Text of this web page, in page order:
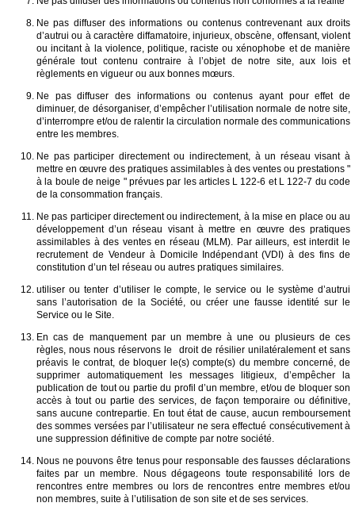
Ne pas diffuser des informations ou contenus contrevenant aux droits
d’autrui ou à caractère diffamatoire, injurieux, obscène, offensant, violent
ou incitant à la violence, politique, raciste ou xénophobe et de manière
générale tout contenu contraire à l’objet de notre site, aux lois et
règlements en vigueur ou aux bonnes mœurs.
Ne pas diffuser des informations ou contenus ayant pour effet de
diminuer, de désorganiser, d’empêcher l’utilisation normale de notre site,
d’interrompre et/ou de ralentir la circulation normale des communications
entre les membres.
Ne pas participer directement ou indirectement, à un réseau visant à
mettre en œuvre des pratiques assimilables à des ventes ou prestations "
à la boule de neige " prévues par les articles L 122-6 et L 122-7 du code
de la consommation français.
Ne pas participer directement ou indirectement, à la mise en place ou au
développement d’un réseau visant à mettre en œuvre des pratiques
assimilables à des ventes en réseau (MLM). Par ailleurs, est interdit le
recrutement de Vendeur à Domicile Indépendant (VDI) à des fins de
constitution d’un tel réseau ou autres pratiques similaires.
utiliser ou tenter d’utiliser le compte, le service ou le système d’autrui
sans l’autorisation de la Société, ou créer une fausse identité sur le
Service ou le Site.
En cas de manquement par un membre à une ou plusieurs de ces
règles, nous nous réservons le droit de résilier unilatéralement et sans
préavis le contrat, de bloquer le(s) compte(s) du membre concerné, de
supprimer automatiquement les messages litigieux, d’empêcher la
publication de tout ou partie du profil d’un membre, et/ou de bloquer son
accès à tout ou partie des services, de façon temporaire ou définitive,
sans aucune contrepartie. En tout état de cause, aucun remboursement
des sommes versées par l’utilisateur ne sera effectué consécutivement à
une suppression définitive de compte par notre société.
Nous ne pouvons être tenus pour responsable des fausses déclarations
faites par un membre. Nous dégageons toute responsabilité lors de
rencontres entre membres ou lors de rencontres entre membres et/ou
non membres, suite à l’utilisation de son site et de ses services.